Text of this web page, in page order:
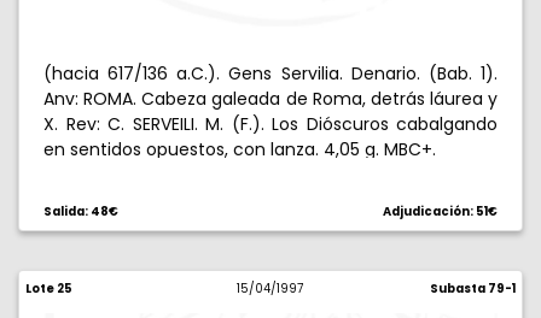
(hacia 617/136 a.C.). Gens Servilia. Denario. (Bab. 1).
Anv: ROMA. Cabeza galeada de Roma, detrás láurea y
X. Rev: C. SERVEILI. M. (F.). Los Dióscuros cabalgando
en sentidos opuestos, con lanza. 4,05 g. MBC+.
Salida: 48€ Adjudicación: 51€
Lote 25 15/04/1997 Subasta 79-1